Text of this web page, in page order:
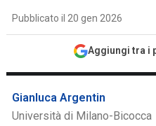
Pubblicato il 20 gen 2026
Aggiungi tra i
Gianluca Argentin
Università di Milano-Bicocca